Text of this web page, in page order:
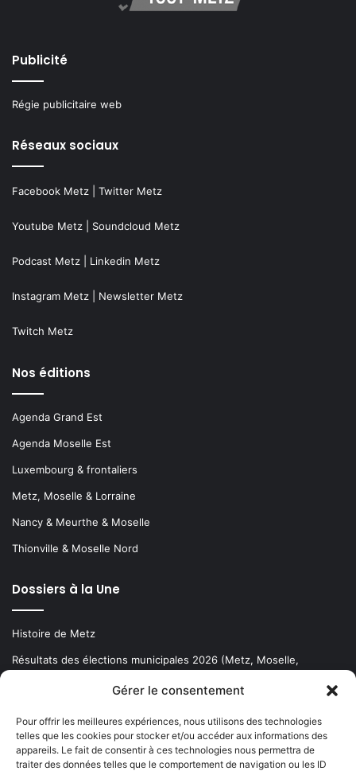
Gérer le consentement
Pour offrir les meilleures expériences, nous utilisons des technologies
telles que les cookies pour stocker et/ou accéder aux informations des
appareils. Le fait de consentir à ces technologies nous permettra de
traiter des données telles que le comportement de navigation ou les ID
Publicité
Régie publicitaire web
Réseaux sociaux
Facebook Metz Twitter Metz
Youtube Metz Soundcloud Metz
Podcast Metz Linkedin Metz
Instagram Metz Newsletter Metz
Twitch Metz
Nos éditions
Agenda Grand Est
Agenda Moselle Est
Luxembourg & frontaliers
Metz, Moselle & Lorraine
Nancy & Meurthe & Moselle
Thionville & Moselle Nord
Dossiers à la Une
Histoire de Metz
Résultats des élections municipales 2026 (Metz, Moselle,
Newsletter gratuite